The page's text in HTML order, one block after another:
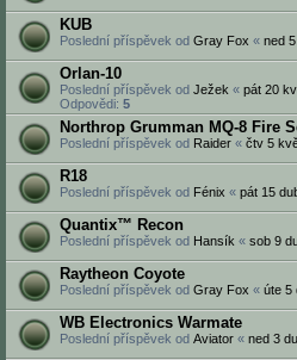
KUB
Poslední příspěvek od Gray Fox « ned
Orlan-10
Poslední příspěvek od Ježek « pát 20
Odpovědi: 5
Northrop Grumman MQ-8 Fire
Poslední příspěvek od Raider « čtv 5
R18
Poslední příspěvek od Fénix « pát 15
Quantix™ Recon
Poslední příspěvek od Hansík « sob 9
Raytheon Coyote
Poslední příspěvek od Gray Fox « úte 5
WB Electronics Warmate
Poslední příspěvek od Aviator « ned 3